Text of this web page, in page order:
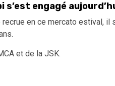
engagé
en ce mercato estival, il
et de la JSK.